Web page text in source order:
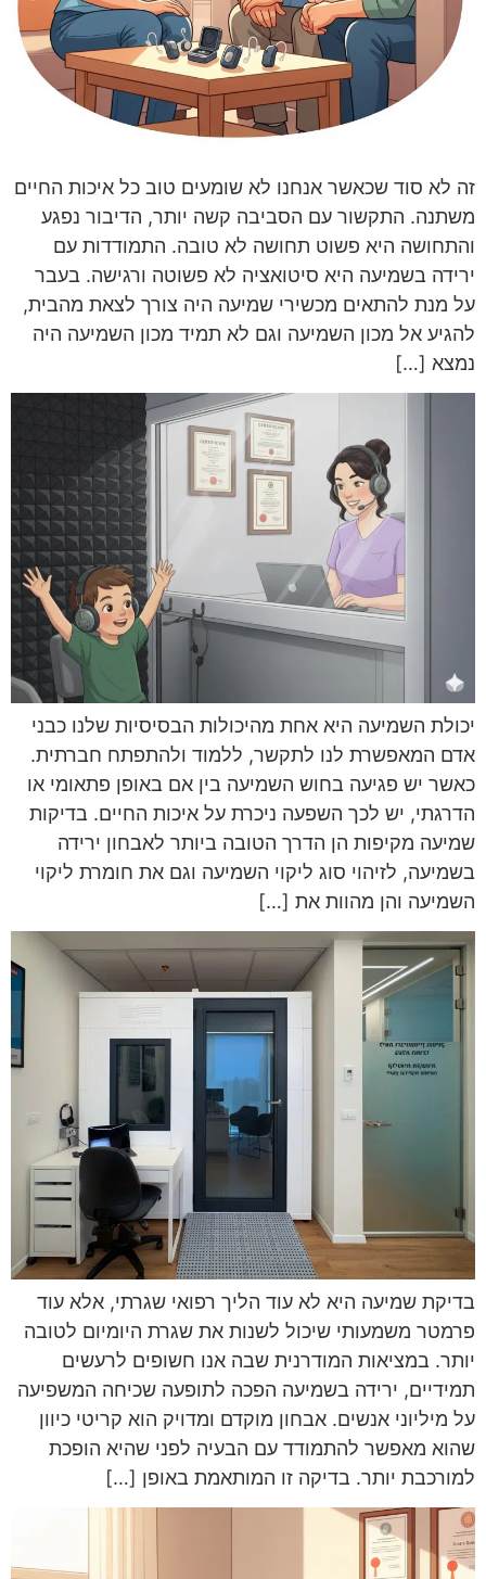
זה לא סוד שכאשר אנחנו לא שומעים טוב כל איכות החיים
משתנה. התקשור עם הסביבה קשה יותר, הדיבור נפגע
והתחושה היא פשוט תחושה לא טובה. התמודדות עם
ירידה בשמיעה היא סיטואציה לא פשוטה ורגישה. בעבר
על מנת להתאים מכשירי שמיעה היה צורך לצאת מהבית,
להגיע אל מכון השמיעה וגם לא תמיד מכון השמיעה היה
נמצא […]
יכולת השמיעה היא אחת מהיכולות הבסיסיות שלנו כבני
אדם המאפשרת לנו לתקשר, ללמוד ולהתפתח חברתית.
כאשר יש פגיעה בחוש השמיעה בין אם באופן פתאומי או
הדרגתי, יש לכך השפעה ניכרת על איכות החיים. בדיקות
שמיעה מקיפות הן הדרך הטובה ביותר לאבחון ירידה
בשמיעה, לזיהוי סוג ליקוי השמיעה וגם את חומרת ליקוי
השמיעה והן מהוות את […]
בדיקת שמיעה היא לא עוד הליך רפואי שגרתי, אלא עוד
פרמטר משמעותי שיכול לשנות את שגרת היומיום לטובה
יותר. במציאות המודרנית שבה אנו חשופים לרעשים
תמידיים, ירידה בשמיעה הפכה לתופעה שכיחה המשפיעה
על מיליוני אנשים. אבחון מוקדם ומדויק הוא קריטי כיוון
שהוא מאפשר להתמודד עם הבעיה לפני שהיא הופכת
למורכבת יותר. בדיקה זו המותאמת באופן […]